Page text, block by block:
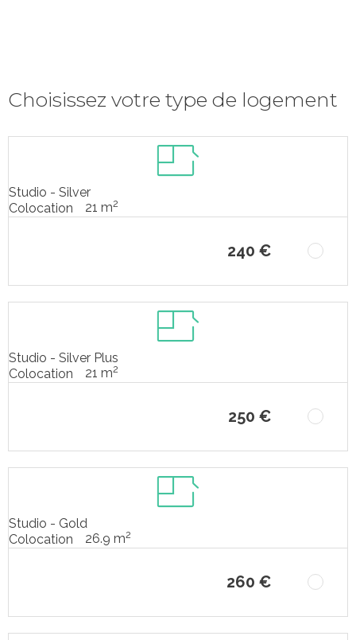
Choisissez votre type de logement
Studio - Silver
Colocation
21 m2
240 €
Studio - Silver Plus
Colocation
21 m2
250 €
Studio - Gold
Colocation
26.9 m2
260 €